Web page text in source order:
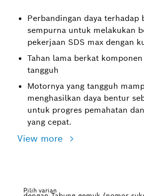
Perbandingan daya terhadap
sempurna untuk melakukan
pekerjaan SDS max dengan
Tahan lama berkat
tangguh
Motornya yang tangguh
menghasilkan daya bentur
untuk progres pemahatan
yang cepat.
View more
Pilih varian